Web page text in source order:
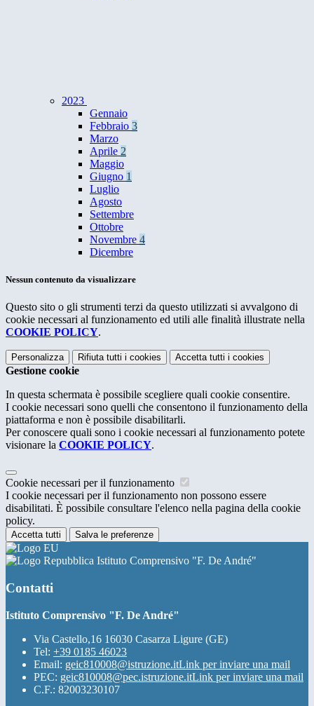
2023
Gennaio
Febbraio 3
Marzo
Aprile 2
Maggio
Giugno 1
Luglio
Agosto
Settembre
Ottobre
Novembre 4
Dicembre
Nessun contenuto da visualizzare
Questo sito o gli strumenti terzi da questo utilizzati si avvalgono di
cookie necessari al funzionamento ed utili alle finalità illustrate nella
COOKIE POLICY.
Personalizza Rifiuta tutti i cookies Accetta tutti i cookies
Gestione cookie
In questa schermata è possibile scegliere quali cookie consentire.
I cookie necessari sono quelli che consentono il funzionamento della
piattaforma e non è possibile disabilitarli.
Per conoscere quali sono i cookie necessari al funzionamento potete
visionare la COOKIE POLICY.
Cookie necessari per il funzionamento
I cookie necessari per il funzionamento non possono essere
disabilitati. È possibile consultare l'elenco nella pagina della cookie
policy.
Accetta tutti Salva le preferenze
Istituto Comprensivo "F. De André"
Contatti
Istituto Comprensivo "F. De André"
Via Castello,16 16030 Casarza Ligure (GE)
Tel: +39 0185 46023
Email: geic810008@istruzione.itLink per inviare una mail
PEC: geic810008@pec.istruzione.itLink per inviare una mail
C.F.: 82003230107